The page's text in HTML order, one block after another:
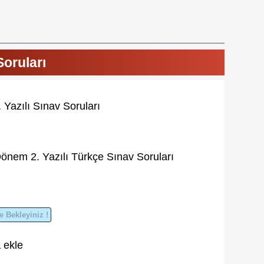
Sınav Soruları
2. Yazılı Türkçe Sınav Soruları